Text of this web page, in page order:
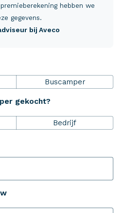
hebben we
gegevens.
bij Aveco
Buscamper
gekocht?
Bedrijf